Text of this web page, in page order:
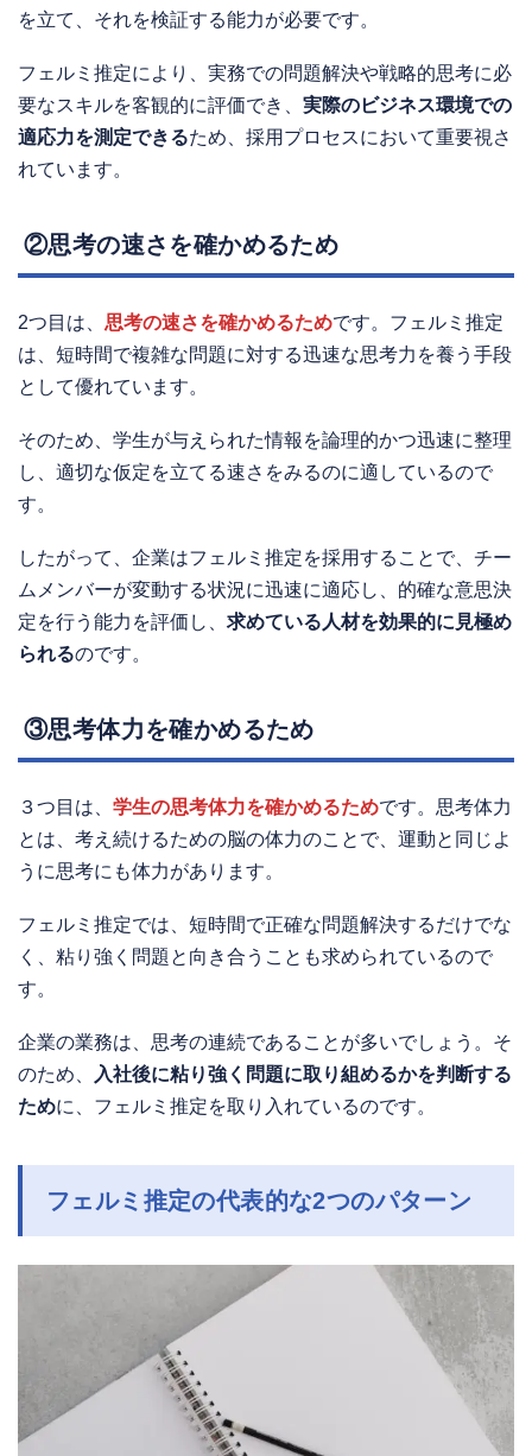
を立て、それを検証する能力が必要です。
フェルミ推定により、実務での問題解決や戦略的思考に必
要なスキルを客観的に評価でき、 実際のビジネス環境での
適応力を測定できるため、採用プロセスにおいて重要視さ
れています。
②思考の速さを確かめるため
2つ目は、 思考の速さを確かめるためです。フェルミ推定
は、短時間で複雑な問題に対する迅速な思考力を養う手段
として優れています。
そのため、学生が与えられた情報を論理的かつ迅速に整理
し、適切な仮定を立てる速さをみるのに適しているので
す。
したがって、企業はフェルミ推定を採用することで、チー
ムメンバーが変動する状況に迅速に適応し、的確な意思決
定を行う能力を評価し、 求めている人材を効果的に見極め
られるのです。
③思考体力を確かめるため
３つ目は、 学生の思考体力を確かめるためです。思考体力
とは、考え続けるための脳の体力のことで、運動と同じよ
うに思考にも体力があります。
フェルミ推定では、短時間で正確な問題解決するだけでな
く、粘り強く問題と向き合うことも求められているので
す。
企業の業務は、思考の連続であることが多いでしょう。そ
のため、
入社後に粘り強く問題に取り組めるかを判断する
ために、フェルミ推定を取り入れているのです。
フェルミ推定の代表的な2つのパターン